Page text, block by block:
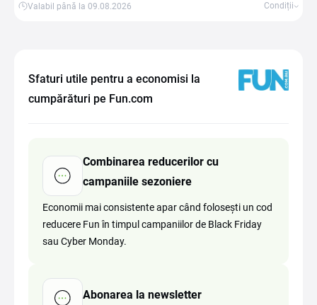
Valabil până la 09.08.2026 Condiții
Sfaturi utile pentru a economisi la
cumpărături pe Fun.com
Combinarea reducerilor cu
campaniile sezoniere
Economii mai consistente apar când folosești un cod
reducere Fun în timpul campaniilor de Black Friday
sau Cyber Monday.
Abonarea la newsletter